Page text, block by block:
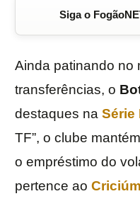
Siga o
Ainda patinando no
transferências, o
destaques na Série
TF”, o clube
o empréstimo do
pertence ao